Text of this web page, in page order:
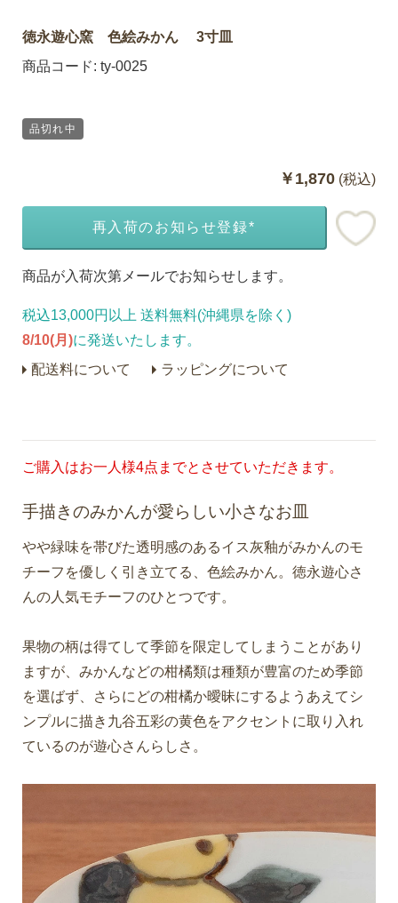
徳永遊心窯 色絵みかん 3寸皿
商品コード: ty-0025
品切れ中
￥1,870 (税込)
再入荷のお知らせ登録*
商品が入荷次第メールでお知らせします。
税込13,000円以上 送料無料(沖縄県を除く)
8/10(月)に発送いたします。
配送料について
ラッピングについて
ご購入はお一人様4点までとさせていただきます。
手描きのみかんが愛らしい小さなお皿
やや緑味を帯びた透明感のあるイス灰釉がみかんのモ
チーフを優しく引き立てる、色絵みかん。徳永遊心さ
んの人気モチーフのひとつです。
果物の柄は得てして季節を限定してしまうことがあり
ますが、みかんなどの柑橘類は種類が豊富のため季節
を選ばず、さらにどの柑橘か曖昧にするようあえてシ
ンプルに描き九谷五彩の黄色をアクセントに取り入れ
ているのが遊心さんらしさ。